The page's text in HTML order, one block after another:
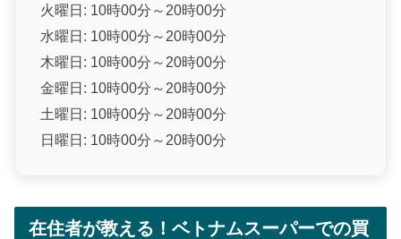
火曜日: 10時00分～20時00分
水曜日: 10時00分～20時00分
木曜日: 10時00分～20時00分
金曜日: 10時00分～20時00分
土曜日: 10時00分～20時00分
日曜日: 10時00分～20時00分
在住者が教える！ベトナムスーパーでの買